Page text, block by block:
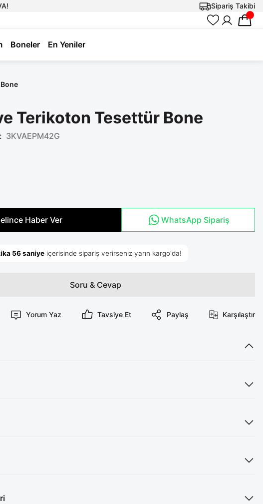
Sipariş Takibi
Boneler En Yeniler
Terikoton Tesettür Bone
3KVAEPM42G
Haber Ver WhatsApp Sipariş
Soru & Cevap
Yorum Yaz Tavsiye Et Paylaş Karşılaştır